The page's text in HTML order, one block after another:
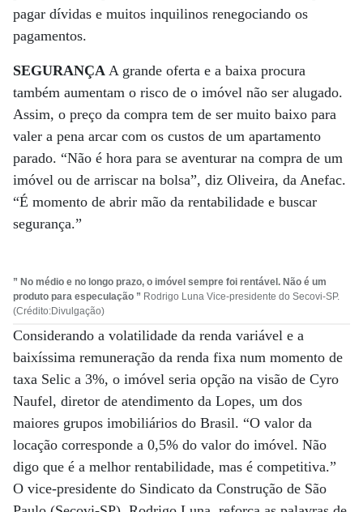
pagar dívidas e muitos inquilinos renegociando os
pagamentos.
SEGURANÇA A grande oferta e a baixa procura
também aumentam o risco de o imóvel não ser alugado.
Assim, o preço da compra tem de ser muito baixo para
valer a pena arcar com os custos de um apartamento
parado. “Não é hora para se aventurar na compra de um
imóvel ou de arriscar na bolsa”, diz Oliveira, da Anefac.
“É momento de abrir mão da rentabilidade e buscar
segurança.”
” No médio e no longo prazo, o imóvel sempre foi rentável. Não é um
produto para especulação ” Rodrigo Luna Vice-presidente do Secovi-SP.
(Crédito:Divulgação)
Considerando a volatilidade da renda variável e a
baixíssima remuneração da renda fixa num momento de
taxa Selic a 3%, o imóvel seria opção na visão de Cyro
Naufel, diretor de atendimento da Lopes, um dos
maiores grupos imobiliários do Brasil. “O valor da
locação corresponde a 0,5% do valor do imóvel. Não
digo que é a melhor rentabilidade, mas é competitiva.”
O vice-presidente do Sindicato da Construção de São